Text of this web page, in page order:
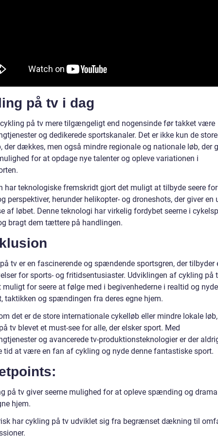
på tv i dag
på tv mere tilgængeligt end nogensinde før takket være
og dedikerede sportskanaler. Det er ikke kun de store
der dækkes, men også mindre regionale og nationale løb, der
for at opdage nye talenter og opleve variationen i
har teknologiske fremskridt gjort det muligt at tilbyde seere
perspektiver, herunder helikopter- og droneshots, der giver en
af løbet. Denne teknologi har virkelig fordybet seerne i
bragt dem tættere på handlingen.
tv er en fascinerende og spændende sportsgren, der
for sports- og fritidsentusiaster. Udviklingen af cykling på
muligt for seere at følge med i begivenhederne i realtid og nyde
taktikken og spændingen fra deres egne hjem.
det er de store internationale cykelløb eller mindre lokale
tv blevet et must-see for alle, der elsker sport. Med
og avancerede tv-produktionsteknologier er der
tid at være en fan af cykling og nyde denne fantastiske sport.
på tv giver seerne mulighed for at opleve spænding og
hjem.
har cykling på tv udviklet sig fra begrænset dækning til